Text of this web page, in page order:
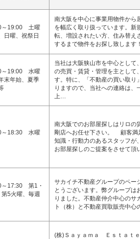
～19:00 土曜
日曜、祝祭日
南大阪を中心に事業用物件から
を幅広く取り扱っています。新
転、増設されたい方、住み替え
するまで物件をお探し致しま
～19:00 水曜
末年始、夏季
当社は大阪狭山市を中心として
の売買・賃貸・管理を主として
す。特に、「不動産の買い取り
りますので、当社への連絡は、
上…
～18:30 水曜
南大阪でのお部屋探しはリロの
剛店へお任せ下さい。 顧客満
知識・行動力のあるスタッフが
お部屋探しのご提案をさせて
～17:30 第1・
第5火曜、毎週
サカイチ不動産グループのペー
とうございます。弊グループは
りました。不動産仲介中心のサ
ト（株）と不動産買取販売中
(株)Ｓａｙａｍａ Ｅｓｔａｔ